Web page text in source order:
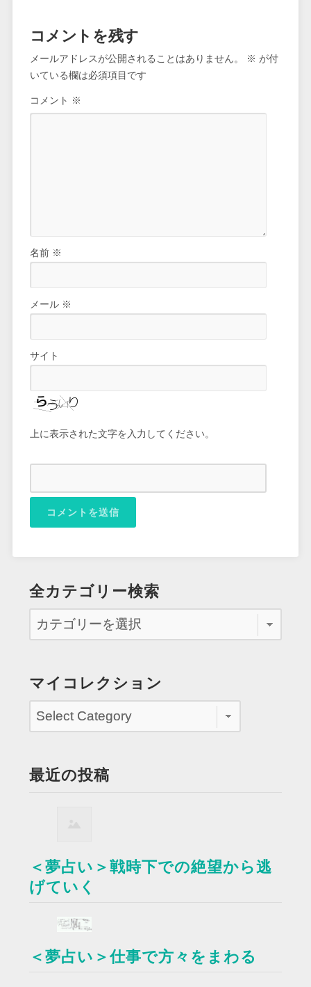
コメントを残す
メールアドレスが公開されることはありません。 ※ が付
いている欄は必須項目です
コメント ※
名前 ※
メール ※
サイト
上に表示された文字を入力してください。
全カテゴリー検索
マイコレクション
最近の投稿
＜夢占い＞戦時下での絶望から逃
げていく
＜夢占い＞仕事で方々をまわる